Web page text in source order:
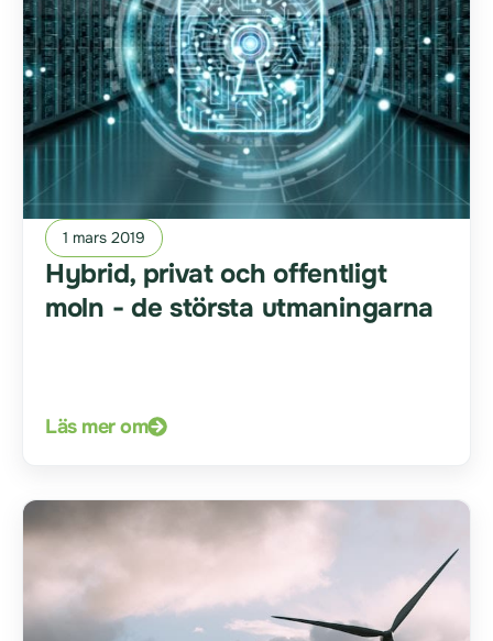
1 mars 2019
Hybrid, privat och offentligt
moln - de största utmaningarna
Läs mer om